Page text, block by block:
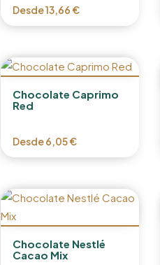
Desde13,66€
Chocolate Caprimo
Red
Desde6,05€
Chocolate Nestlé
Cacao Mix